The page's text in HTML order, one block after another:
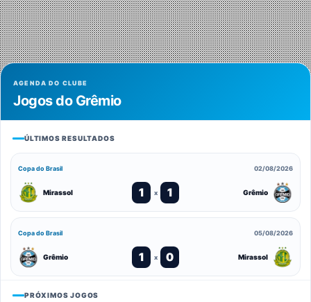
AGENDA DO CLUBE
Jogos do Grêmio
ÚLTIMOS RESULTADOS
Copa do Brasil 02/08/2026
Mirassol 1 x 1 Grêmio
Copa do Brasil 05/08/2026
Grêmio 1 x 0 Mirassol
PRÓXIMOS JOGOS